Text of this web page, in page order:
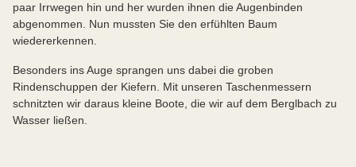
paar Irrwegen hin und her wurden ihnen die Augenbinden
abgenommen. Nun mussten Sie den erfühlten Baum
wiedererkennen.
Besonders ins Auge sprangen uns dabei die groben
Rindenschuppen der Kiefern. Mit unseren Taschenmessern
schnitzten wir daraus kleine Boote, die wir auf dem Berglbach zu
Wasser ließen.